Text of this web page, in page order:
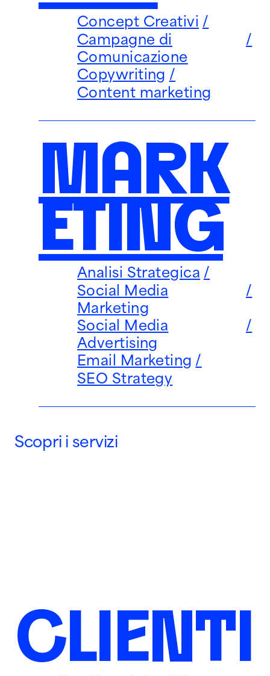
Concept Creativi
Campagne di
Comunicazione
Copywriting
Content marketing
MARK
ETING
Analisi Strategica
Social Media
Marketing
Social Media
Advertising
Email Marketing
SEO Strategy
Scopri i servizi
CLI EN TI